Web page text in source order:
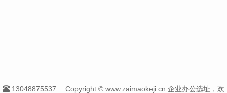
13048875537 Copyright © www.zaimaokeji.cn 企业办公选址，欢